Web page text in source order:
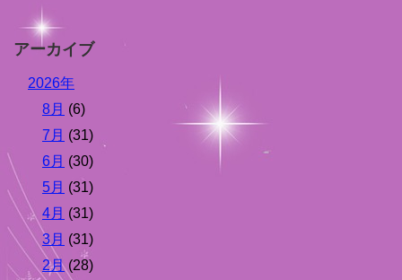
アーカイブ
2026年
8月 (6)
7月 (31)
6月 (30)
5月 (31)
4月 (31)
3月 (31)
2月(28)